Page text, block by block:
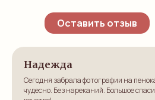
Оставить отзыв
Надежда
Сегодня забрала фотографии на
чудесно. Без нареканий. Большое